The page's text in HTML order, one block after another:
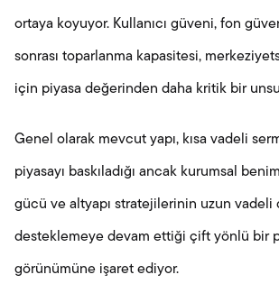
ortaya koyuyor. Kullanıcı güveni, fon
sonrası toparlanma kapasitesi,
için piyasa değerinden daha kritik bir
Genel olarak mevcut yapı, kısa vadeli
piyasayı baskıladığı ancak kurumsal
gücü ve altyapı stratejilerinin uzun vadeli
desteklemeye devam ettiği çift yönlü bir
görünümüne işaret ediyor.